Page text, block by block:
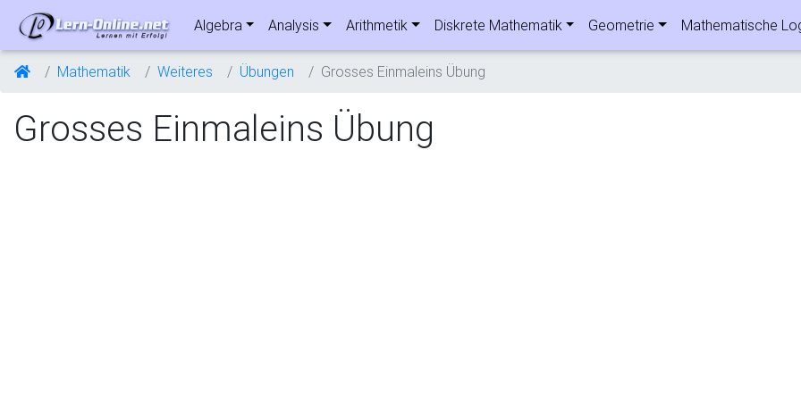
Algebra Analysis Arithmetik Diskrete Mathematik Geometrie Mathematische
Mathematik Weiteres Übungen Grosses Einmaleins Übung
Grosses Einmaleins Übung